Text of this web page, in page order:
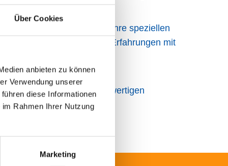
Über Cookies
anbieten zu können
Verwendung unserer
diese Informationen
Rahmen Ihrer Nutzung
Marketing
individuell zu beraten und Ihre speziellen
Arbeiten fließen unsere Erfahrungen mit
nur mit qualitativ hochwertigen